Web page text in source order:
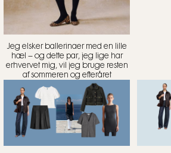
Jeg elsker ballerinaer med en lille
hæl – og dette par, jeg lige har
erhvervet mig, vil jeg bruge resten
af sommeren og efteråret